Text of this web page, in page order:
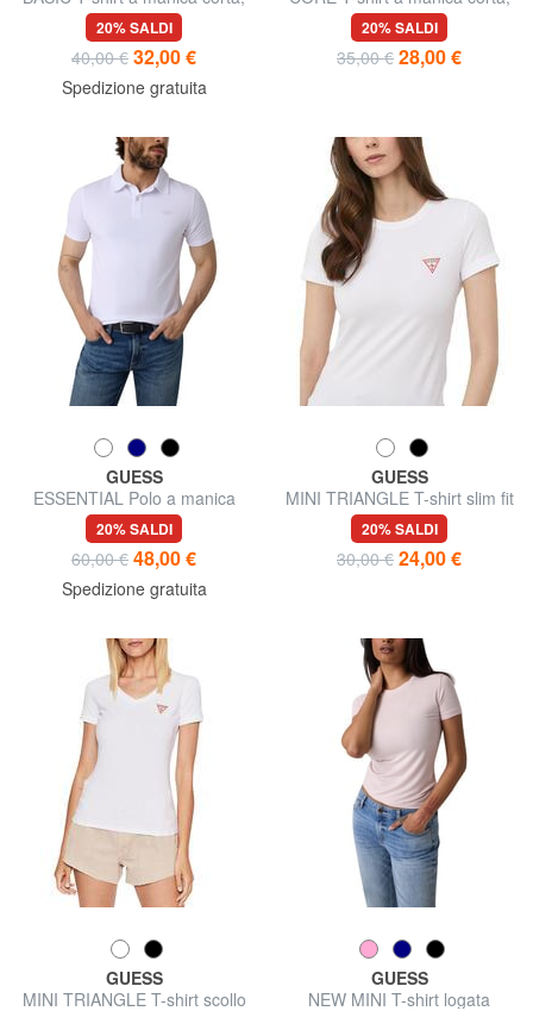
puro cotone
20% SALDI
40,00 € 32,00 €
Spedizione gratuita
puro cotone
20% SALDI
35,00 € 28,00 €
GUESS
ESSENTIAL Polo a manica
corta
20% SALDI
60,00 € 48,00 €
Spedizione gratuita
GUESS
MINI TRIANGLE T-shirt slim fit
20% SALDI
30,00 € 24,00 €
GUESS
MINI TRIANGLE T-shirt scollo
GUESS
NEW MINI T-shirt logata